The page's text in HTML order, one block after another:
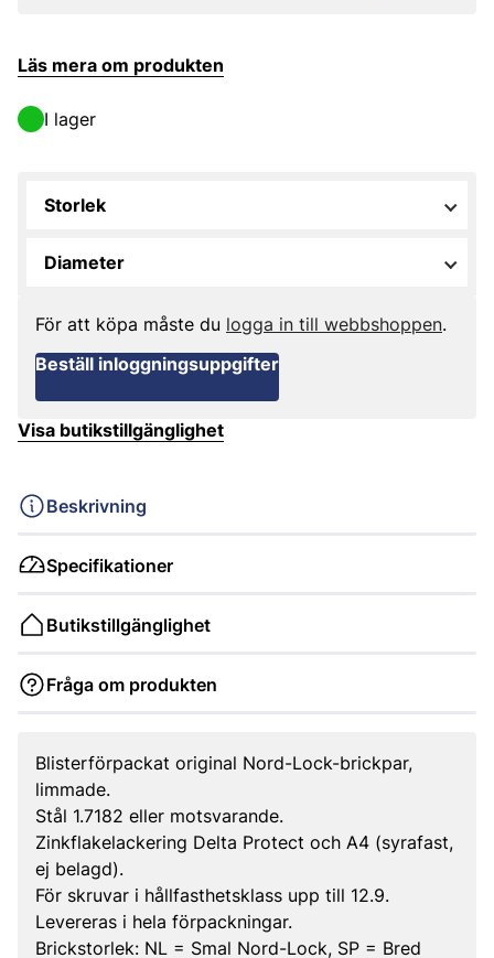
Läs mera om produkten
I lager
Storlek
Diameter
För att köpa måste du logga in till webbshoppen.
Beställ inloggningsuppgifter
Visa butikstillgänglighet
Beskrivning
Specifikationer
Butikstillgänglighet
Fråga om produkten
Blisterförpackat original Nord-Lock-brickpar,
limmade.
Stål 1.7182 eller motsvarande.
Zinkflakelackering Delta Protect och A4 (syrafast,
ej belagd).
För skruvar i hållfasthetsklass upp till 12.9.
Levereras i hela förpackningar.
Brickstorlek: NL = Smal Nord-Lock, SP = Bred